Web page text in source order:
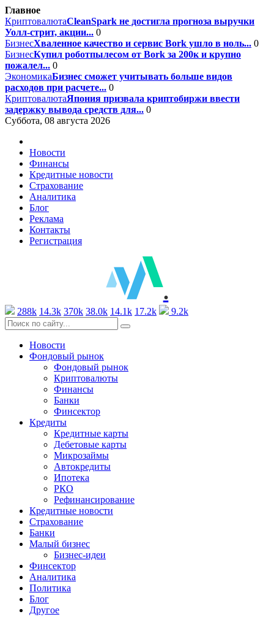
Главное
КриптовалютаCleanSpark не достигла прогноза выручки
Уолл-стрит, акции... 0
БизнесХваленное качество и сервис Bork ушло в ноль... 0
БизнесКупил роботпылесом от Bork за 200к и крупно
пожалел... 0
ЭкономикаБизнес сможет учитывать больше видов
расходов при расчете... 0
КриптовалютаЯпония призвала криптобиржи ввести
задержку вывода средств для... 0
Суббота, 08 августа 2026
Новости
Финансы
Кредитные новости
Страхование
Аналитика
Блог
Реклама
Контакты
Регистрация
.
288k 14.3k 370k 38.0k 14.1k 17.2k 9.2k
Новости
Фондовый рынок
Фондовый рынок
Криптовалюты
Финансы
Банки
Финсектор
Кредиты
Кредитные карты
Дебетовые карты
Микрозаймы
Автокредиты
Ипотека
РКО
Рефинансирование
Кредитные новости
Страхование
Банки
Малый бизнес
Бизнес-идеи
Финсектор
Аналитика
Политика
Блог
Другое